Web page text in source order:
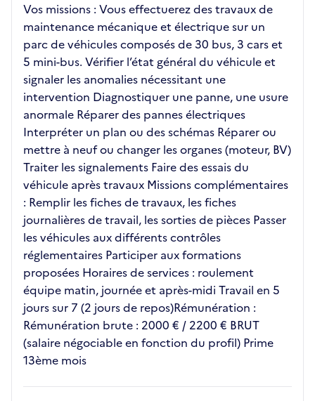
Vos missions : Vous effectuerez des travaux de
maintenance mécanique et électrique sur un
parc de véhicules composés de 30 bus, 3 cars et
5 mini-bus. Vérifier l’état général du véhicule et
signaler les anomalies nécessitant une
intervention Diagnostiquer une panne, une usure
anormale Réparer des pannes électriques
Interpréter un plan ou des schémas Réparer ou
mettre à neuf ou changer les organes (moteur, BV)
Traiter les signalements Faire des essais du
véhicule après travaux Missions complémentaires
: Remplir les fiches de travaux, les fiches
journalières de travail, les sorties de pièces Passer
les véhicules aux différents contrôles
réglementaires Participer aux formations
proposées Horaires de services : roulement
équipe matin, journée et après-midi Travail en 5
jours sur 7 (2 jours de repos)Rémunération :
Rémunération brute : 2000 € / 2200 € BRUT
(salaire négociable en fonction du profil) Prime
13ème mois